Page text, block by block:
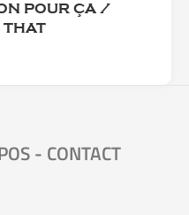
POUR ÇA /
THAT
- CONTACT